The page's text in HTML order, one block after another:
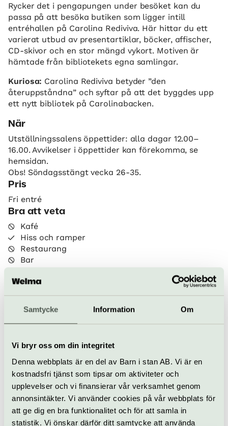
Samtycke Information Om
Vi bryr oss om din integritet
Denna webbplats är en del av Barn i stan AB. Vi är en
kostnadsfri tjänst som tipsar om aktiviteter och
upplevelser och vi finansierar vår verksamhet genom
annonsintäkter. Vi använder cookies på vår webbplats för
att ge dig en bra funktionalitet och för att samla in
statistik. Vi önskar därför ditt samtycke att använda
Rycker det i pengapungen under besöket kan du
passa på att besöka butiken som ligger intill
entréhallen på Carolina Rediviva. Här hittar du ett
varierat utbud av presentartiklar, böcker, affischer,
CD-skivor och en stor mängd vykort. Motiven är
hämtade från bibliotekets egna samlingar.
Kuriosa: Carolina Rediviva betyder ”den
återuppståndna” och syftar på att det byggdes upp
ett nytt bibliotek på Carolinabacken.
När
Utställningssalens öppettider: alla dagar 12.00–
16.00. Avvikelser i öppettider kan förekomma, se
hemsidan.
Obs! Söndagsstängt vecka 26-35.
Pris
Fri entré
Bra att veta
Kafé
Hiss och ramper
Restaurang
Bar
Dag Hammarskjölds väg 1, Uppsala
www.uu.se/bibliotek/besoka-och-kontakta/vara-
bibliotek/carolina-rediviva
018-471 39 00
Till webbplats
Allt som händer – Carolina